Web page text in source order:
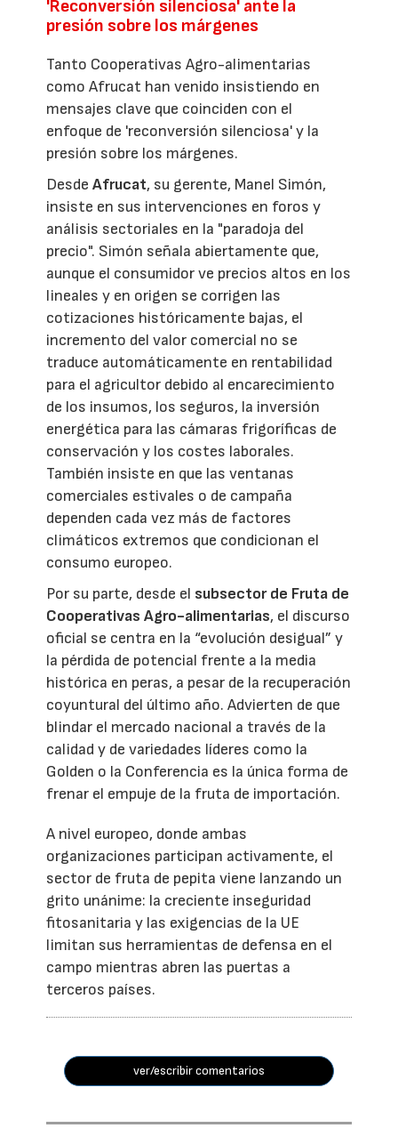
'Reconversión silenciosa' ante la
presión sobre los márgenes
Tanto Cooperativas Agro-alimentarias
como Afrucat han venido insistiendo en
mensajes clave que coinciden con el
enfoque de 'reconversión silenciosa' y la
presión sobre los márgenes.
DesdeAfrucat, su gerente, Manel Simón,
insiste en sus intervenciones en foros y
análisis sectoriales en la "paradoja del
precio". Simón señala abiertamente que,
aunque el consumidor ve precios altos en los
lineales y en origen se corrigen las
cotizaciones históricamente bajas, el
incremento del valor comercial no se
traduce automáticamente en rentabilidad
para el agricultor debido al encarecimiento
de los insumos, los seguros, la inversión
energética para las cámaras frigoríficas de
conservación y los costes laborales.
También insiste en que las ventanas
comerciales estivales o de campaña
dependen cada vez más de factores
climáticos extremos que condicionan el
consumo europeo.
Por su parte, desde el subsector de Fruta de
Cooperativas Agro-alimentarias, el discurso
oficial se centra en la “evolución desigual” y
la pérdida de potencial frente a la media
histórica en peras, a pesar de la recuperación
coyuntural del último año. Advierten de que
blindar el mercado nacional a través de la
calidad y de variedades líderes como la
Golden o la Conferencia es la única forma de
frenar el empuje de la fruta de importación.
A nivel europeo, donde ambas
organizaciones participan activamente, el
sector de fruta de pepita viene lanzando un
grito unánime: la creciente inseguridad
fitosanitaria y las exigencias de la UE
limitan sus herramientas de defensa en el
campo mientras abren las puertas a
terceros países.
ver/escribir comentarios